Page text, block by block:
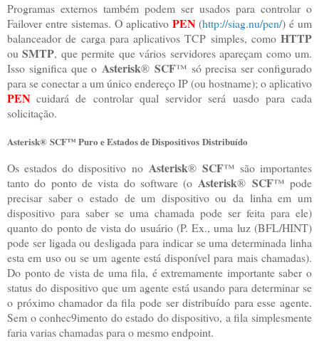
Programas externos também podem ser usados para controlar o
Failover entre sistemas. O aplicativo PEN (http://siag.nu/pen/) é um
balanceador de carga para aplicativos TCP simples, como HTTP
ouSMTP, que permite que vários servidores apareçam como um.
Isso significa que oAsterisk® SCF™ só precisa ser configurado
para se conectar a um único endereço IP (ou hostname); o aplicativo
PENcuidará de controlar qual servidor será uasdo para cada
solicitação.
Asterisk® SCF™ Puro e Estados de Dispositivos Distribuído
Os estados do dispositivo no Asterisk® SCF™ são importantes
tanto do ponto de vista do software (o Asterisk® SCF™ pode
precisar saber o estado de um dispositivo ou da linha em um
dispositivo para saber se uma chamada pode ser feita para ele)
quanto do ponto de vista do usuário (P. Ex., uma luz (BFL/HINT)
pode ser ligada ou desligada para indicar se uma determinada linha
esta em uso ou se um agente está disponível para mais chamadas).
Do ponto de vista de uma fila, é extremamente importante saber o
status do dispositivo que um agente está usando para determinar se
o próximo chamador da fila pode ser distribuído para esse agente.
Sem o conhec9imento do estado do dispositivo, a fila simplesmente
faria varias chamadas para o mesmo endpoint.